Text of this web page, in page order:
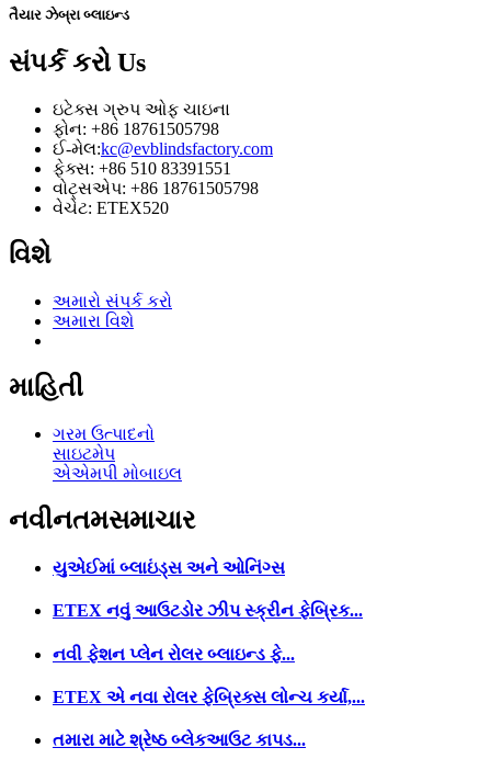
તૈયાર ઝેબ્રા બ્લાઇન્ડ
સંપર્ક કરો Us
ઇટેક્સ ગ્રુપ ઓફ ચાઇના
ફોન: +86 18761505798
ઈ-મેલ:kc@evblindsfactory.com
ફેક્સ: +86 510 83391551
વોટ્સએપ: +86 18761505798
વેચેટ: ETEX520
વિશે
અમારો સંપર્ક કરો
અમારા વિશે
માહિતી
ગરમ ઉત્પાદનો
સાઇટમેપ
એએમપી મોબાઇલ
નવીનતમસમાચાર
યુએઈમાં બ્લાઇંડ્સ અને ઓનિંગ્સ
ETEX નવું આઉટડોર ઝીપ સ્ક્રીન ફેબ્રિક...
નવી ફેશન પ્લેન રોલર બ્લાઇન્ડ ફે...
ETEX એ નવા રોલર ફેબ્રિક્સ લોન્ચ કર્યા,...
તમારા માટે શ્રેષ્ઠ બ્લેકઆઉટ કાપડ...